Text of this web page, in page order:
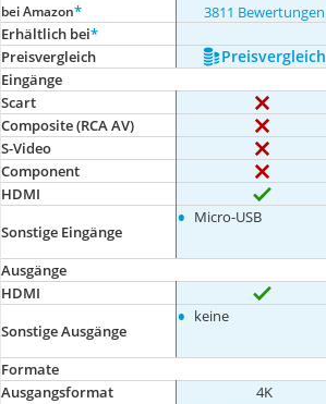
bei Amazon* 3811 Bewertungen
Erhältlich bei*
Preis­vergleich
Preis­vergleich
Eingänge
Scart
Composite (RCA AV)
S-Video
Component
HDMI
Sonstige Eingänge
• Micro-USB
Ausgänge
HDMI
Sonstige Ausgänge
• keine
Formate
Ausgangsformat
4K